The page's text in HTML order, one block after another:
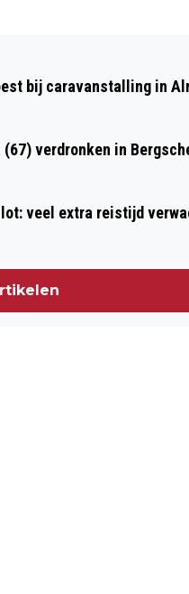
DRUNEN
bij caravanstalling in
verdronken in
veel extra reistijd